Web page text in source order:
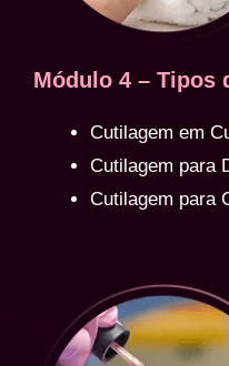
Módulo 4 – Tipos
Cutilagem em
Cutilagem para
Cutilagem para